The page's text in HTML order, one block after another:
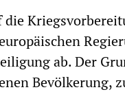
die
ab. Der
Bevölkerung,